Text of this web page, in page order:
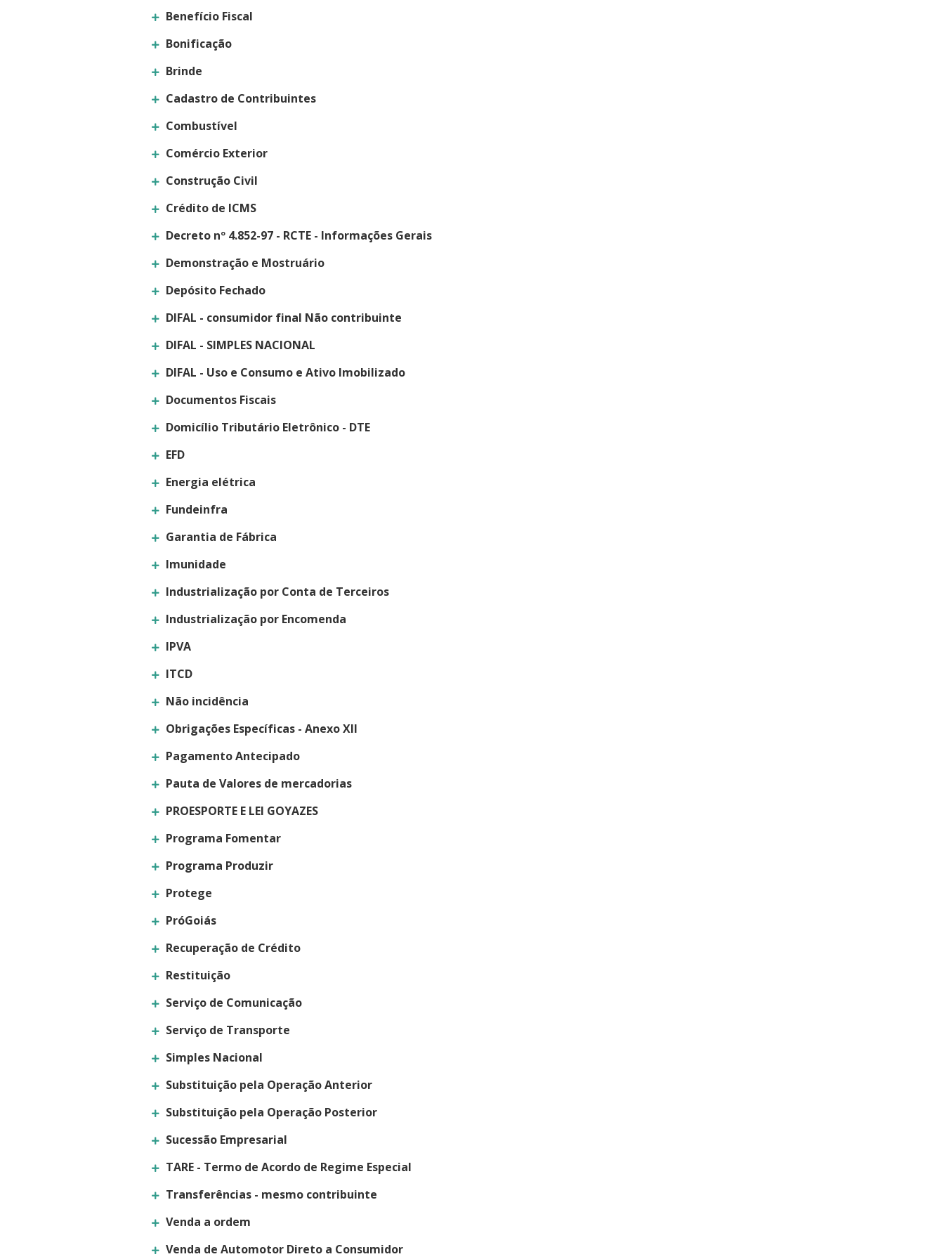
Benefício Fiscal
Bonificação
Brinde
Cadastro de Contribuintes
Combustível
Comércio Exterior
Construção Civil
Crédito de ICMS
Decreto nº 4.852-97 - RCTE - Informações Gerais
Demonstração e Mostruário
Depósito Fechado
DIFAL - consumidor final Não contribuinte
DIFAL - SIMPLES NACIONAL
DIFAL - Uso e Consumo e Ativo Imobilizado
Documentos Fiscais
Domicílio Tributário Eletrônico - DTE
EFD
Energia elétrica
Fundeinfra
Garantia de Fábrica
Imunidade
Industrialização por Conta de Terceiros
Industrialização por Encomenda
IPVA
ITCD
Não incidência
Obrigações Específicas - Anexo XII
Pagamento Antecipado
Pauta de Valores de mercadorias
PROESPORTE E LEI GOYAZES
Programa Fomentar
Programa Produzir
Protege
PróGoiás
Recuperação de Crédito
Restituição
Serviço de Comunicação
Serviço de Transporte
Simples Nacional
Substituição pela Operação Anterior
Substituição pela Operação Posterior
Sucessão Empresarial
TARE - Termo de Acordo de Regime Especial
Transferências - mesmo contribuinte
Venda a ordem
Venda de Automotor Direto a Consumidor